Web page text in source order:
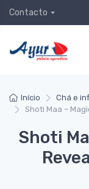
Contacto
Início
Chá e
Shoti Maa –
Shoti